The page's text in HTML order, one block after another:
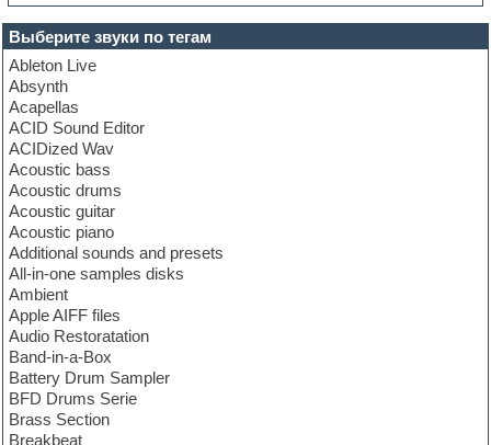
Выберите звуки по тегам
Ableton Live
Absynth
Acapellas
ACID Sound Editor
ACIDized Wav
Acoustic bass
Acoustic drums
Acoustic guitar
Acoustic piano
Additional sounds and presets
All-in-one samples disks
Ambient
Apple AIFF files
Audio Restoratation
Band-in-a-Box
Battery Drum Sampler
BFD Drums Serie
Brass Section
Breakbeat